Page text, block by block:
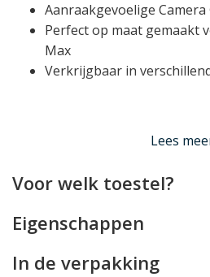
Aanraakgevoelige
Perfect op maat gemaakt
Max
Verkrijgbaar in
compatible met Apple
MagSafe opladers en andere
werkt, zoals houders, wallets en
Lees
Voor welk toestel?
Eigenschappen
In de verpakking